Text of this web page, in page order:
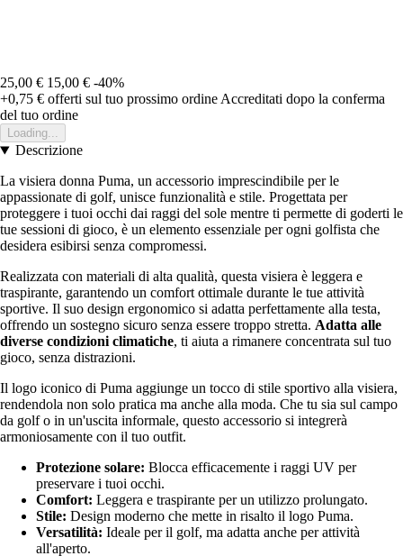
25,00 € 15,00 € -40%
+0,75 € offerti sul tuo prossimo ordine Accreditati dopo la conferma
del tuo ordine
Loading...
Descrizione
La visiera donna Puma, un accessorio imprescindibile per le
appassionate di golf, unisce funzionalità e stile. Progettata per
proteggere i tuoi occhi dai raggi del sole mentre ti permette di goderti le
tue sessioni di gioco, è un elemento essenziale per ogni golfista che
desidera esibirsi senza compromessi.
Realizzata con materiali di alta qualità, questa visiera è leggera e
traspirante, garantendo un comfort ottimale durante le tue attività
sportive. Il suo design ergonomico si adatta perfettamente alla testa,
offrendo un sostegno sicuro senza essere troppo stretta. Adatta alle
diverse condizioni climatiche, ti aiuta a rimanere concentrata sul tuo
gioco, senza distrazioni.
Il logo iconico di Puma aggiunge un tocco di stile sportivo alla visiera,
rendendola non solo pratica ma anche alla moda. Che tu sia sul campo
da golf o in un'uscita informale, questo accessorio si integrerà
armoniosamente con il tuo outfit.
Protezione solare: Blocca efficacemente i raggi UV per
preservare i tuoi occhi.
Comfort: Leggera e traspirante per un utilizzo prolungato.
Stile: Design moderno che mette in risalto il logo Puma.
Versatilità: Ideale per il golf, ma adatta anche per attività
all'aperto.